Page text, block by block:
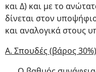
και Δ) και με το
δίνεται στον
και αναλογικά στους
Α. Σπουδές (βάρος 30%)